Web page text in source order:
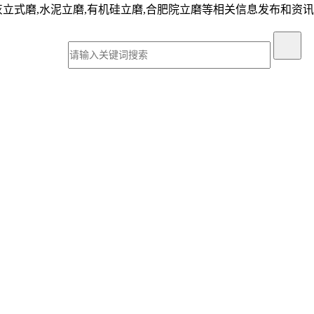
式磨,水泥立磨,有机硅立磨,合肥院立磨等相关信息发布和资讯